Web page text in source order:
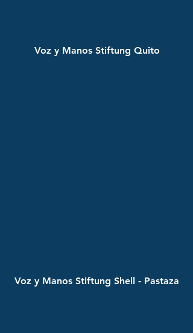
Voz y Manos Stiftung Quito
Voz y Manos Stiftung Shell - Pastaza